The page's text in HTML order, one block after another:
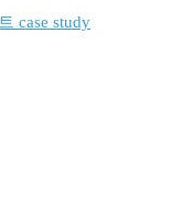
case study